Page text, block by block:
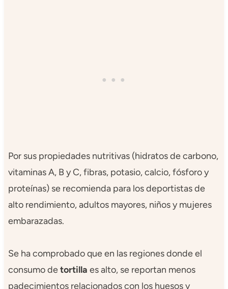
Por sus propiedades nutritivas (hidratos de carbono,
vitaminas A, B y C, fibras, potasio, calcio, fósforo y
proteínas) se recomienda para los deportistas de
alto rendimiento, adultos mayores, niños y mujeres
embarazadas.
Se ha comprobado que en las regiones donde el
consumo detortilla es alto, se reportan menos
padecimientos relacionados con los huesos y